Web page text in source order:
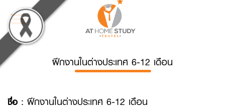
Toggle
navigation
ฝึกงานในต่างประเทศ 6-12 เดือน
ชื่อ : ฝึกงานในต่างประเทศ 6-12 เดือน